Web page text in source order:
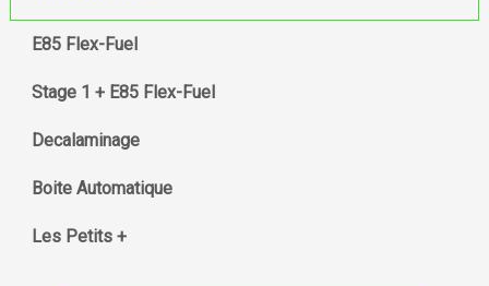
E85 Flex-Fuel
Stage 1 + E85 Flex-Fuel
Decalaminage
Boite Automatique
Les Petits +